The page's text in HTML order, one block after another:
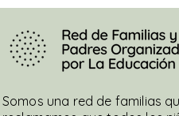
Somos una red de familias